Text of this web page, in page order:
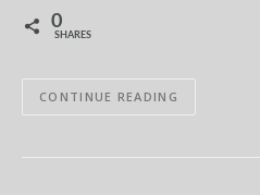
0
SHARES
CONTINUE READING